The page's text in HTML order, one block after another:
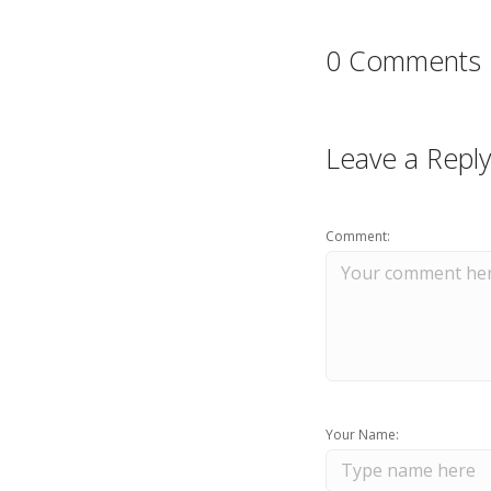
0 Comments
Leave a Reply
Comment:
Your Name: